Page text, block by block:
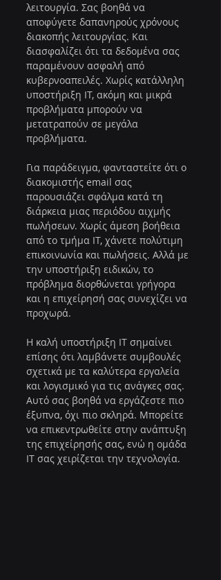
λειτουργία. Σας βοηθά να
αποφύγετε δαπανηρούς χρόνους
διακοπής λειτουργίας. Και
διασφαλίζει ότι τα δεδομένα σας
παραμένουν ασφαλή από
κυβερνοαπειλές. Χωρίς κατάλληλη
υποστήριξη IT, ακόμη και μικρά
προβλήματα μπορούν να
μετατραπούν σε μεγάλα
προβλήματα.
Για παράδειγμα, φανταστείτε ότι ο
διακομιστής email σας
παρουσιάζει σφάλμα κατά τη
διάρκεια μιας περιόδου αιχμής
πωλήσεων. Χωρίς άμεση βοήθεια
από το τμήμα IT, χάνετε πολύτιμη
επικοινωνία και πωλήσεις. Αλλά με
την υποστήριξη ειδικών, το
πρόβλημα διορθώνεται γρήγορα
και η επιχείρησή σας συνεχίζει να
προχωρά.
Η καλή υποστήριξη IT σημαίνει
επίσης ότι λαμβάνετε συμβουλές
σχετικά με τα καλύτερα εργαλεία
και λογισμικό για τις ανάγκες σας.
Αυτό σας βοηθά να εργάζεστε πιο
έξυπνα, όχι πιο σκληρά. Μπορείτε
να επικεντρωθείτε στην ανάπτυξη
της επιχείρησής σας, ενώ η ομάδα
IT σας χειρίζεται την τεχνολογία.